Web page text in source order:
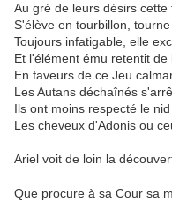
Au gré de leurs désirs cette
S'élève en tourbillon,
Toujours infatigable, elle
Et l'élément ému retentit de
En faveurs de ce Jeu
Les Autans déchaînés
Ils ont moins respecté le nid
Les cheveux d'Adonis ou
Ariel voit de loin la
Que procure à sa Cour sa